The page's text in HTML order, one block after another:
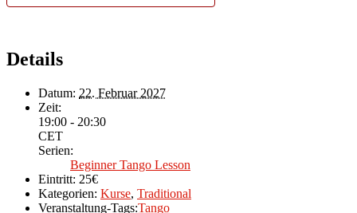
Details
Datum: 22. Februar 2027
Zeit:
19:00 - 20:30
CET
Serien:
Beginner Tango Lesson
Eintritt: 25€
Kategorien: Kurse, Traditional
Veranstaltung-Tags:Tango